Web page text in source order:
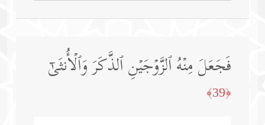
فَجَعَلَ مِنۡهُ ٱلزَّوۡجَیۡنِ ٱلذَّكَرَ وَٱلۡأُنثَىٰۤ
﴿39﴾